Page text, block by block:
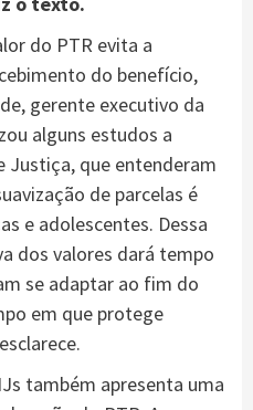
do PTR evita a
do benefício,
gerente executivo da
alguns estudos a
Justiça, que entenderam
de parcelas é
e adolescentes. Dessa
dos valores dará tempo
se adaptar ao fim do
em que protege
também apresenta uma